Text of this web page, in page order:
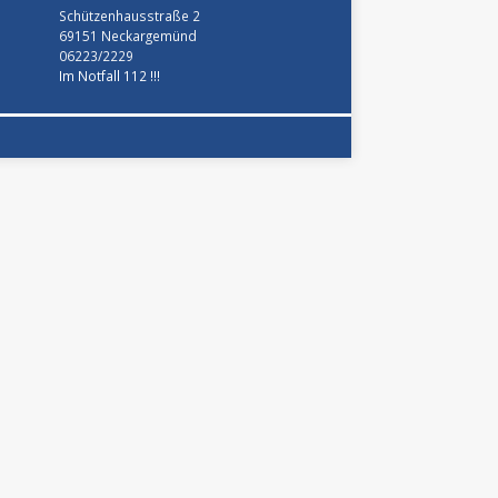
Schützenhausstraße 2
69151 Neckargemünd
06223/2229
Im Notfall 112 !!!